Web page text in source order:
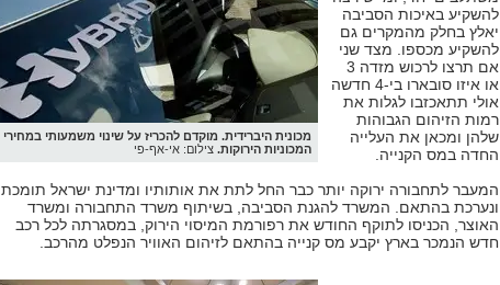
מכונית היברידית. מוקדם להכריז על שינוי משמעותי במחירי
המכוניות הירוקות. צילום: אי-אף-פי
להשקיע באיכות הסביבה
יאלץ בחלק מהמקרים גם
להשקיע מכספו. מצד שני
אם תרצו לרכוש מזדה 3
או איזו סובארו בי-4 חדשה
אולי תתאכזבו לגלות את
רמות הזיהום הגבוהות
שלהן ומכאן את העלייה
החדה במס הקנייה.
המעבר לתחבורה ירוקה יותר כבר החל לתת את אותותיו ומדינת ישראל תומכת
ונערכת בהתאם. המשרד להגנת הסביבה, בשיתוף משרד התחבורה ומשרד
האוצר, הכניסו לתוקף החודש את רפורמת המיסוי הירוק, במסגרתה לכל רכב
חדש הנמכר בארץ יקבע מס קנייה בהתאם לזיהום האוויר הנפלט מהרכב.